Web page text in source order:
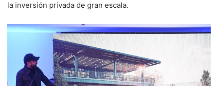
la inversión privada de gran escala.